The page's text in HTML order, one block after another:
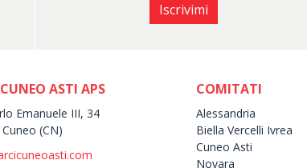
Iscrivimi
ASTI APS
Emanuele III, 34
(CN)
COMITATI
Alessandria
Biella Vercelli Ivrea
Cuneo Asti
Novara